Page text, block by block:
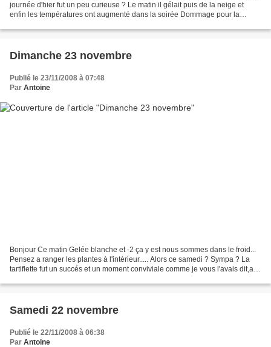
journée d'hier fut un peu curieuse ? Le matin il gélait puis de la neige et
enfin les températures ont augmenté dans la soirée Dommage pour la
Dimanche 23 novembre
Publié le 23/11/2008 à 07:48
Par Antoine
Bonjour Ce matin Gelée blanche et -2 ça y est nous sommes dans le froid...
Pensez a ranger les plantes à l'intérieur..... Alors ce samedi ? Sympa ? La
tartiflette fut un succés et un moment conviviale comme je vous l'avais dit,au
Samedi 22 novembre
Publié le 22/11/2008 à 06:38
Par Antoine